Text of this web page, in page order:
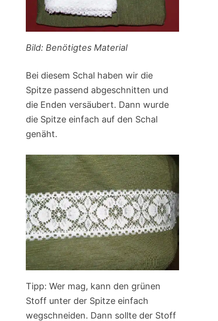
Bild: Benötigtes Material
Bei diesem Schal haben wir die
Spitze passend abgeschnitten und
die Enden versäubert. Dann wurde
die Spitze einfach auf den Schal
genäht.
Tipp: Wer mag, kann den grünen
Stoff unter der Spitze einfach
wegschneiden. Dann sollte der Stoff